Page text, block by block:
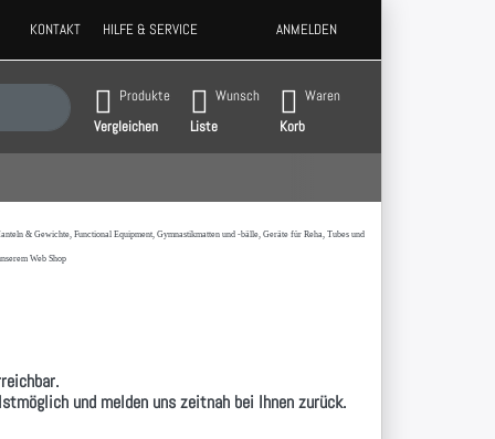
KONTAKT HILFE & SERVICE ANMELDEN
Drücken Sie die Eingabetaste, um alle Ergebnisse aufzurufen.
Produkte
Vergleichen
Wunsch
Liste
Waren
Korb
& Gewichte, Functional Equipment, Gymnastikmatten und -bälle, Geräte für Reha, Tubes und
Web Shop
und melden uns zeitnah bei Ihnen zurück.